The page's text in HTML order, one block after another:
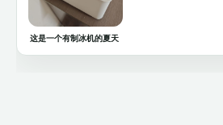
这是一个有制冰机的夏天